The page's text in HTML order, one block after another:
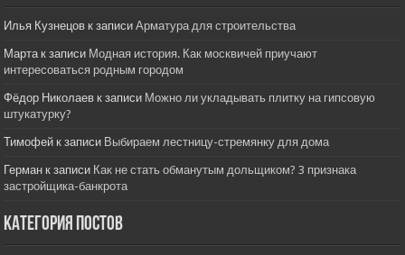
Илья Кузнецов к записиАрматура для строительства
Мартак записи Модная история. Как москвичей приучают
интересоваться родным городом
Фёдор Николаев к записи Можно ли укладывать плитку на гипсовую
штукатурку?
Тимофей к записи Выбираем лестницу-стремянку для дома
Герман к записи Как не стать обманутым дольщиком? 3 признака
застройщика-банкрота
Категория постов